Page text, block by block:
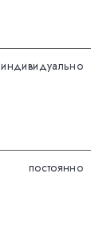
индивидуально
постоянно